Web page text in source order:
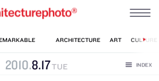
2010.8.17TUE